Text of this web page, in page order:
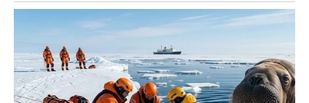
naslijeđu, izgradite plan koji će odražavati vaše
vrijednosti i osigurajte da vaša imovina bude u pravim
rukama, čak i kada vas više ne bude.